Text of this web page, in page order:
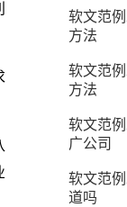
软文范
方法
软文范
方法
软文范
广公司
软文范
道吗